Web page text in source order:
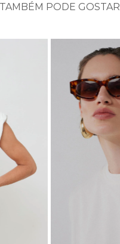
PODE GOSTAR